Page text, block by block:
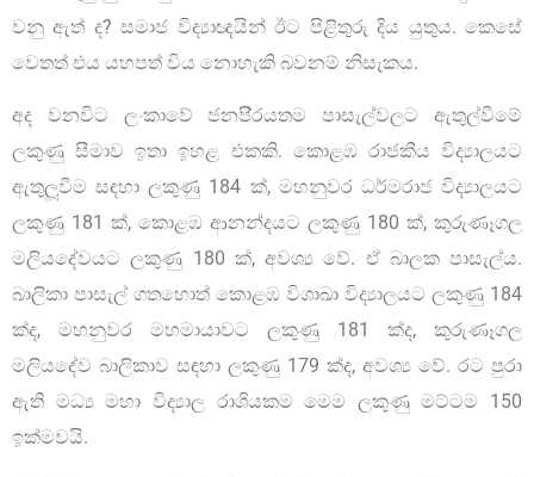
වනු ඇත් ද? සමාජ විද්‍යාඥයින් ඊට පිළිතුරු දිය යුතුය. කෙසේ
වෙතත් එය යහපත් විය නොහැකි බවනම් නිසැකය.
අද වනවිට ලංකාවේ ජනපි‍්‍රයතම පාසැල්වලට ඇතුල්වීමේ
ලකුණු සීමාව ඉතා ඉහළ එකකි. කොළඹ රාජකීය විද්‍යාලයට
ඇතුලූවීම සඳහා ලකුණු 184 ක්, මහනුවර ධර්මරාජ විද්‍යාලයට
ලකුණු 181 ක්, කොළඹ ආනන්දයට ලකුණු 180 ක්, කුරුණෑගල
මලියදේවයට ලකුණු 180 ක්, අවශ්‍ය වේ. ඒ බාලක පාසැල්ය.
බාලිකා පාසැල් ගතහොත් කොළඹ විශාඛා විද්‍යාලයට ලකුණු 184
ක්ද, මහනුවර මහමායාවට ලකුණු 181 ක්ද, කුරුණෑගල
මලියදේව බාලිකාව සඳහා ලකුණු 179 ක්ද, අවශ්‍ය වේ. රට පුරා
ඇති මධ්‍ය මහා විද්‍යාල රාශියකම මෙම ලකුණු මට්ටම 150
ඉක්මවයි.